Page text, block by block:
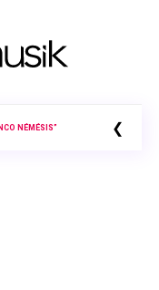
NÉMÉSIS” ❮